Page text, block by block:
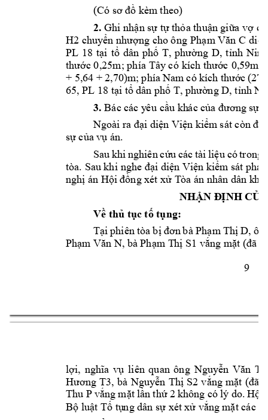
9
(Có sơ đồ kèm theo)
2. Ghi nhận sự tự thỏa thuận giữa vợ
H2 chuyển nhượng cho ông Phạm Văn C
PL 18 tại tổ dân phố T, phường D, tỉnh
thước 0,25m; phía Tây có kích thước 0,59m;
+ 5,64 + 2,70)m; phía Nam có kích thước
65, PL 18 tại tổ dân phố T, phường D, tỉnh
3. Bác các yêu cầu khác của đương sự
Ngoài ra đại diện Viện kiểm sát còn đề
sự của vụ án.
Sau khi nghiên cứu các tài liệu có trong
tòa. Sau khi nghe đại diện Viện kiểm sát phát
nghị án Hội đồng xét xử Tòa án nhân dân khu
NHẬN ĐỊNH
Về thủ tục tố tụng:
Tại phiên tòa bị đơn bà Phạm Thị D,
Phạm Văn N, bà Phạm Thị S1 vắng mặt (đã
lợi, nghĩa vụ liên quan ông Nguyễn Văn T2
Hương T3, bà Nguyễn Thị S2 vắng mặt (đã
Thu P vắng mặt lần thứ 2 không có lý do. Hội
Bộ luật Tố tụng dân sự xét xử vắng mặt các